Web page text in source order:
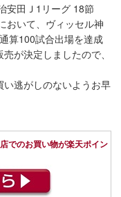
安田Ｊ1リーグ 18節
おいて、ヴィッセル神
算100試合出場を達成
が決定しましたので、
逃がしのないようお早
でのお買い物が楽天ポイン